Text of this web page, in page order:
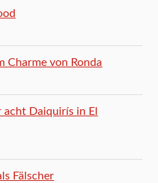
Charme von Ronda
Daiquirís in El
Fälscher